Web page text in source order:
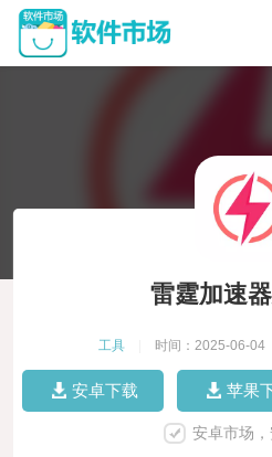
雷霆加速
工具 时间：2025-06-04
安卓下载 苹果
安卓市场